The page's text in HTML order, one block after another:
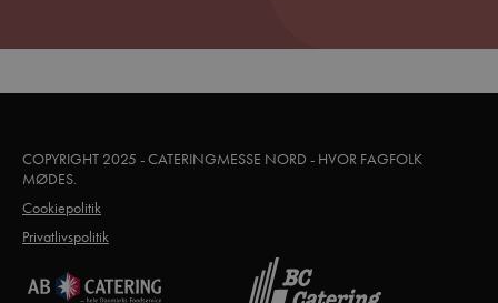
COPYRIGHT 2025 - CATERINGMESSE NORD - HVOR FAGFOLK
MØDES.
Cookiepolitik
Privatlivspolitik